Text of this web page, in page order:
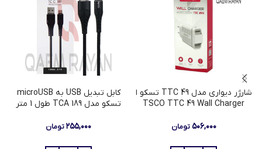
شارژر دیواری مدل TTC 49 تسکو ا
TSCO TTC 49 Wall Charger
۵۰۶,۰۰۰ تومان
کابل تبدیل USB به microUSB
تسکو مدل TCA 189 طول 1 متر
۲۵۵,۰۰۰تومان